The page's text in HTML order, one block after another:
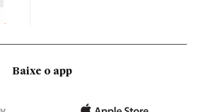
Baixe o app